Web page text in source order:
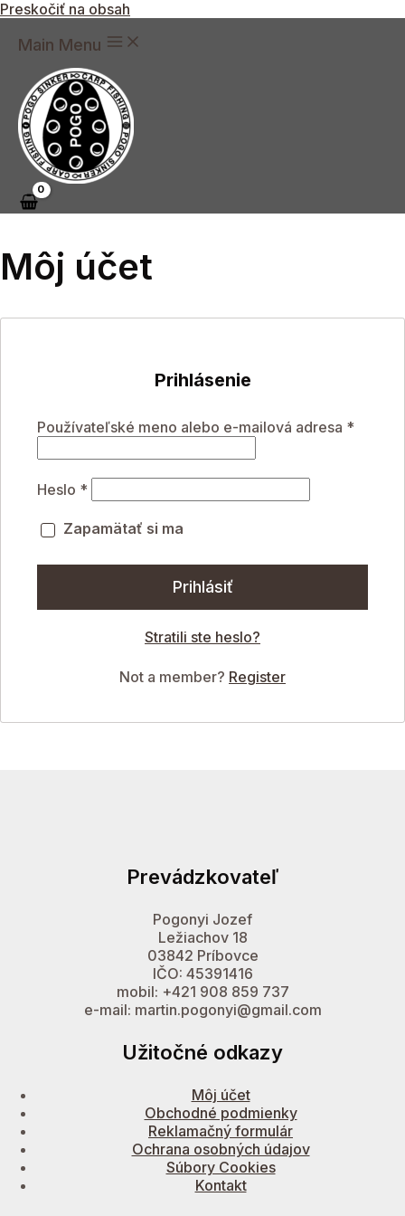
Preskočiť na obsah
Main Menu
Môj účet
Prihlásenie
Používateľské meno alebo e-mailová adresa *
Heslo *
Zapamätať si ma
Prihlásiť
Stratili ste heslo?
Not a member? Register
Prevádzkovateľ
Pogonyi Jozef
Ležiachov 18
03842 Príbovce
IČO: 45391416
mobil: +421 908 859 737
e-mail: martin.pogonyi@gmail.com
Užitočné odkazy
Môj účet
Obchodné podmienky
Reklamačný formulár
Ochrana osobných údajov
Súbory Cookies
Kontakt